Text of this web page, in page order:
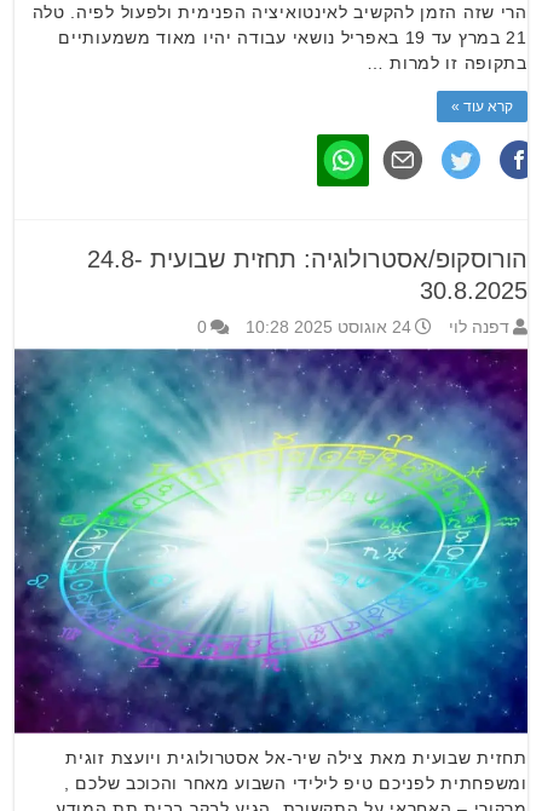
הרי שזה הזמן להקשיב לאינטואיציה הפנימית ולפעול לפיה. טלה
21 במרץ עד 19 באפריל נושאי עבודה יהיו מאוד משמעותיים
בתקופה זו למרות …
קרא עוד »
הורוסקופ/אסטרולוגיה: תחזית שבועית 24.8-
30.8.2025
דפנה לוי 24 אוגוסט 2025 10:28 0
תחזית שבועית מאת צילה שיר-אל אסטרולוגית ויועצת זוגית
ומשפחתית לפניכם טיפ לילידי השבוע מאחר והכוכב שלכם ,